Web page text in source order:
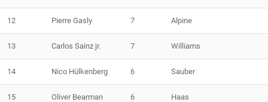
12 Pierre Gasly 7 Alpine
13 Carlos Sainz jr. 7 Williams
14 Nico Hülkenberg 6 Sauber
15 Oliver Bearman 6 Haas